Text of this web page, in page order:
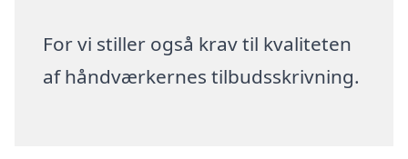
For vi stiller også krav til kvaliteten
af håndværkernes tilbudsskrivning.